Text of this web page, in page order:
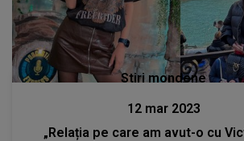
Stiri mondene
12 mar 2023
„Relația pe care am avut-o cu